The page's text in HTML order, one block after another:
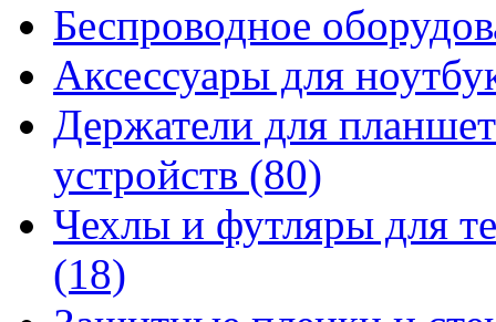
Беспроводное
Аксессуары для
Держатели для
устройств (80)
Чехлы и футляры для
(18)